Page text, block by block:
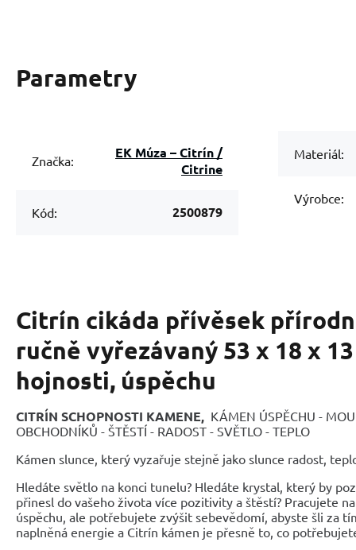
Parametry
Značka:
EK Múza – Citrín /
Citrine
Kód: 2500879
Materiál:
Výrobce:
Citrín cikáda přívěsek
ručně vyřezávaný 53 x 18 x
hojnosti, úspěchu
CITRÍN SCHOPNOSTI KAMENE, KÁMEN ÚSPĚCHU -
OBCHODNÍKŮ - ŠTĚSTÍ - RADOST - SVĚTLO - TEPLO
Kámen slunce, který vyzařuje stejně jako slunce radost,
Hledáte světlo na konci tunelu? Hledáte krystal, který by
přinesl do vašeho života více pozitivity a štěstí? Pracujete
úspěchu, ale potřebujete zvýšit sebevědomí, abyste šli za
naplněná energie a Citrín kámen je přesně to, co